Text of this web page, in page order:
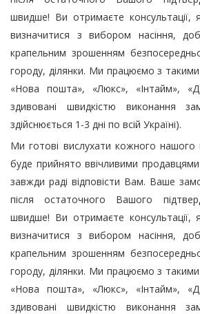
швидше! Ви отримаєте консультації,
визначитися з вибором насіння,
крапельним зрошенням
городу, ділянки. Ми працюємо з
«Нова пошта», «Люкс», «Інтайм»,
здивовані швидкістю виконання
здійснюється 1-3 дні по всій Україні).
Ми готові вислухати кожного нашого
буде прийнято ввічливими
завжди раді відповісти Вам. Ваше
після остаточного Вашого
швидше! Ви отримаєте консультації,
визначитися з вибором насіння,
крапельним зрошенням
городу, ділянки. Ми працюємо з
«Нова пошта», «Люкс», «Інтайм»,
здивовані швидкістю виконання